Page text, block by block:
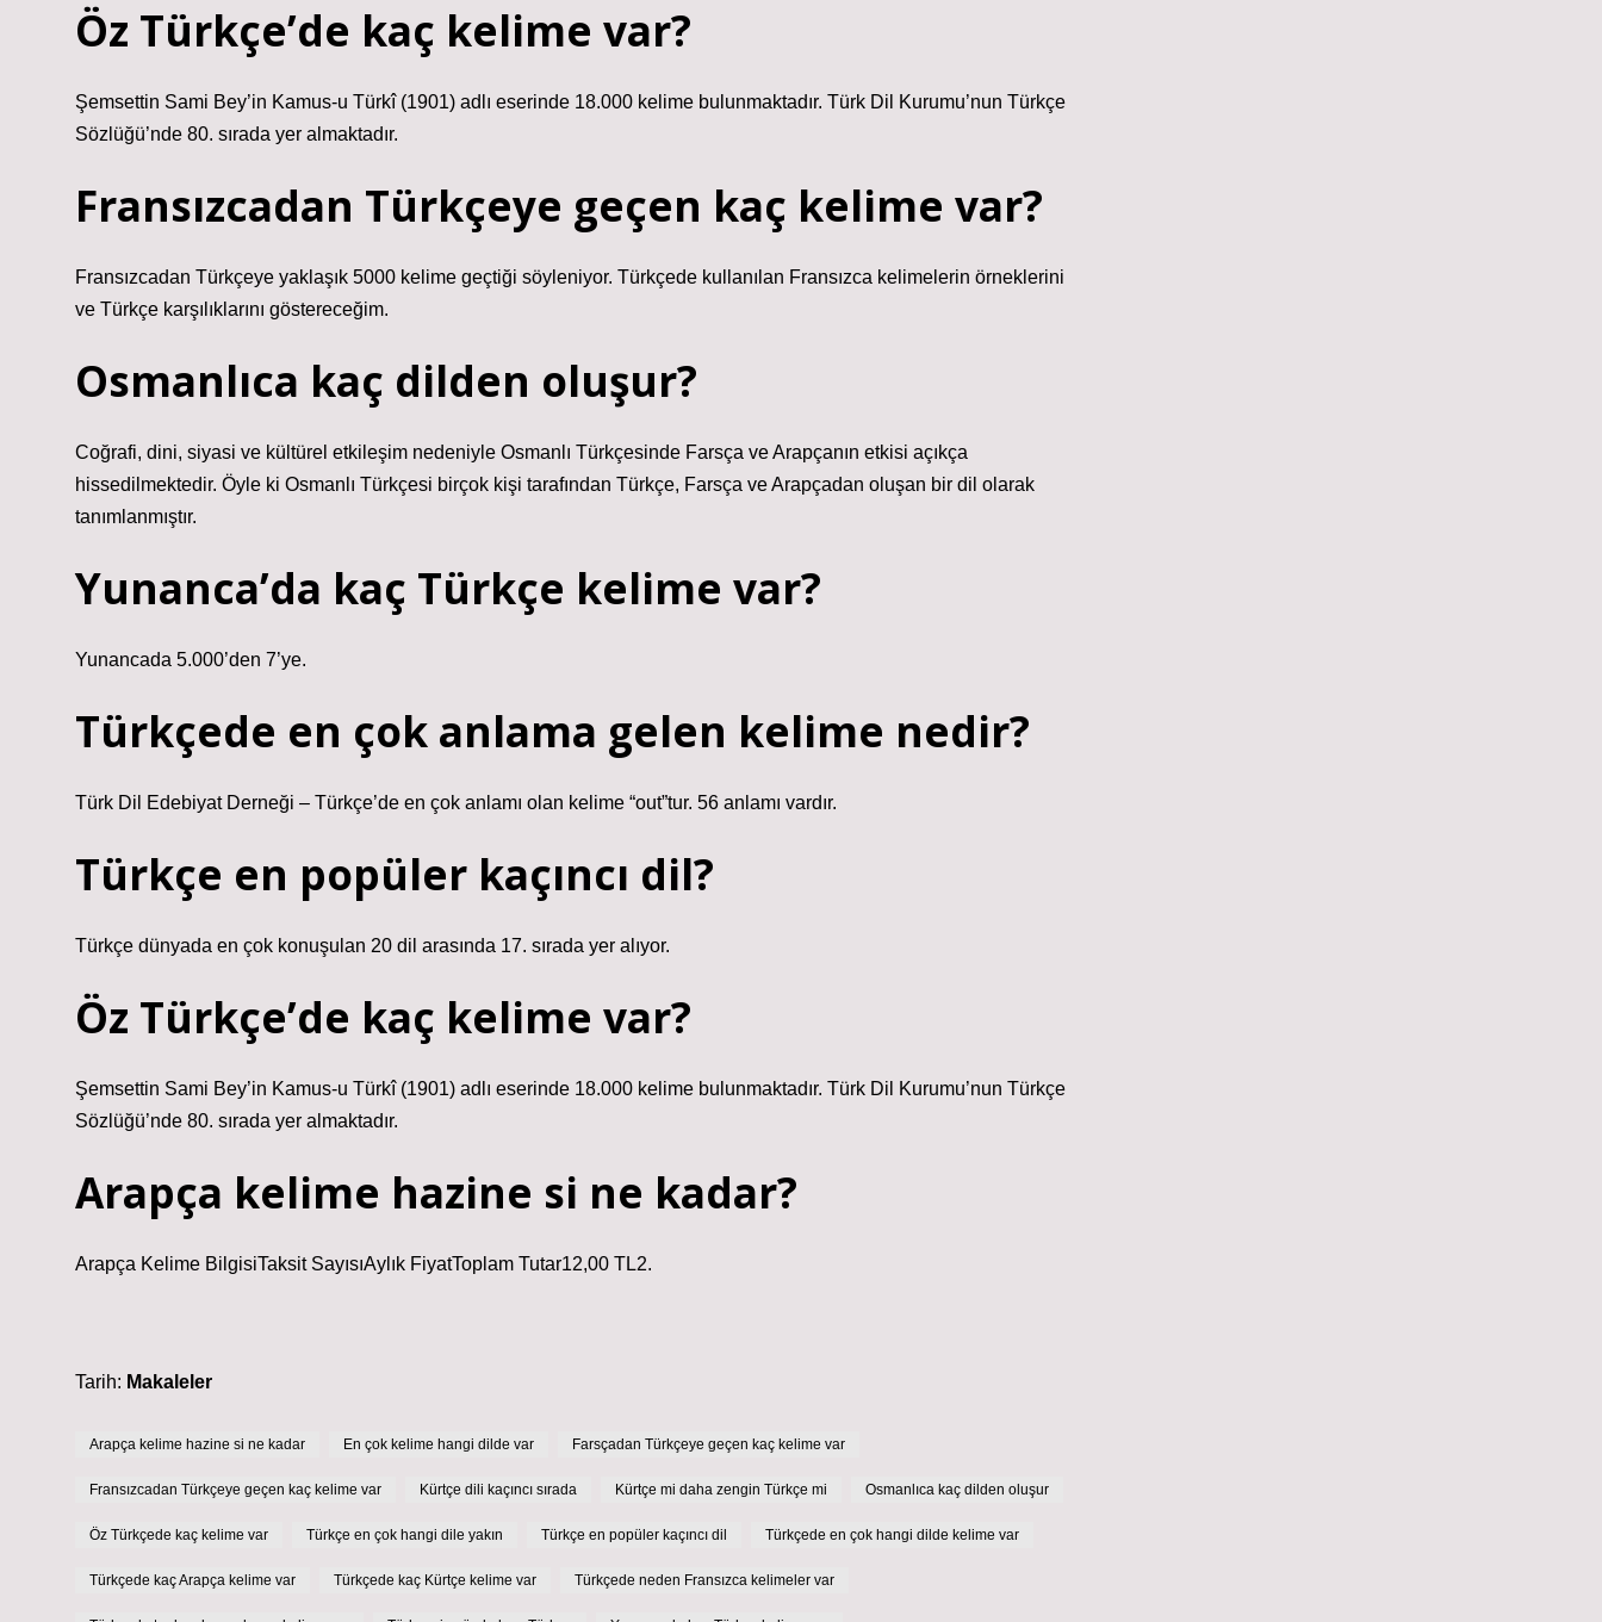
Öz Türkçe’de kaç kelime var?
Şemsettin Sami Bey’in Kamus-u Türkî (1901) adlı eserinde 18.000 kelime bulunmaktadır. Türk Dil Kurumu’nun Türkçe
Sözlüğü’nde 80. sırada yer almaktadır.
Fransızcadan Türkçeye geçen kaç kelime var?
Fransızcadan Türkçeye yaklaşık 5000 kelime geçtiği söyleniyor. Türkçede kullanılan Fransızca kelimelerin örneklerini
ve Türkçe karşılıklarını göstereceğim.
Osmanlıca kaç dilden oluşur?
Coğrafi, dini, siyasi ve kültürel etkileşim nedeniyle Osmanlı Türkçesinde Farsça ve Arapçanın etkisi açıkça
hissedilmektedir. Öyle ki Osmanlı Türkçesi birçok kişi tarafından Türkçe, Farsça ve Arapçadan oluşan bir dil olarak
tanımlanmıştır.
Yunanca’da kaç Türkçe kelime var?
Yunancada 5.000’den 7’ye.
Türkçede en çok anlama gelen kelime nedir?
Türk Dil Edebiyat Derneği – Türkçe’de en çok anlamı olan kelime “out”tur. 56 anlamı vardır.
Türkçe en popüler kaçıncı dil?
Türkçe dünyada en çok konuşulan 20 dil arasında 17. sırada yer alıyor.
Öz Türkçe’de kaç kelime var?
Şemsettin Sami Bey’in Kamus-u Türkî (1901) adlı eserinde 18.000 kelime bulunmaktadır. Türk Dil Kurumu’nun Türkçe
Sözlüğü’nde 80. sırada yer almaktadır.
Arapça kelime hazine si ne kadar?
Arapça Kelime BilgisiTaksit SayısıAylık FiyatToplam Tutar12,00 TL2.
Tarih: Makaleler
Arapça kelime hazine si ne kadar En çok kelime hangi dilde var Farsçadan Türkçeye geçen kaç kelime var
Fransızcadan Türkçeye geçen kaç kelime var Kürtçe dili kaçıncı sırada Kürtçe mi daha zengin Türkçe mi Osmanlıca kaç dilden oluşur
Öz Türkçede kaç kelime var Türkçe en çok hangi dile yakın Türkçe en popüler kaçıncı dil Türkçede en çok hangi dilde kelime var
Türkçede kaç Arapça kelime var Türkçede kaç Kürtçe kelime var Türkçede neden Fransızca kelimeler var